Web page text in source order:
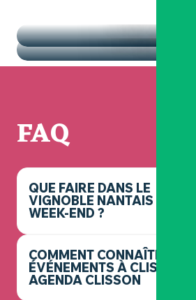
LES MARCHÉS
FAQ
QUE FAIRE DANS LE
VIGNOBLE NANTAIS CE
WEEK-END ?
COMMENT CONNAÎTRE LES
ÉVÉNEMENTS À CLISSON ? -
AGENDA CLISSON